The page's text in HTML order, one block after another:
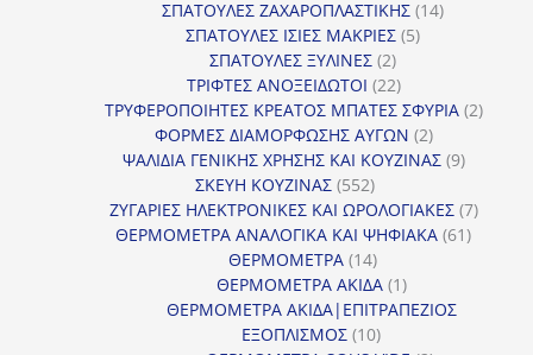
προϊόντα
ΣΠΑΤΟΥΛΕΣ ΖΑΧΑΡΟΠΛΑΣΤΙΚΗΣ 1414
ΣΠΑΤΟΥΛΕΣ ΙΣΙΕΣ ΜΑΚΡΙΕΣ 55
ΣΠΑΤΟΥΛΕΣ ΞΥΛΙΝΕΣ 22
προϊόντα
ΤΡΙΦΤΕΣ ΑΝΟΞΕΙΔΩΤΟΙ 2222
προϊόντα
ΤΡΥΦΕΡΟΠΟΙΗΤΕΣ ΚΡΕΑΤΟΣ ΜΠΑΤΕΣ ΣΦΥΡΙΑ 22
ΦΟΡΜΕΣ ΔΙΑΜΟΡΦΩΣΗΣ ΑΥΓΩΝ 22
προϊόντα
ΨΑΛΙΔΙΑ ΓΕΝΙΚΗΣ ΧΡΗΣΗΣ ΚΑΙ ΚΟΥΖΙΝΑΣ 99
ΣΚΕΥΗ ΚΟΥΖΙΝΑΣ 552552
προϊόντα
ΖΥΓΑΡΙΕΣ ΗΛΕΚΤΡΟΝΙΚΕΣ ΚΑΙ ΩΡΟΛΟΓΙΑΚΕΣ 77
ΘΕΡΜΟΜΕΤΡΑ ΑΝΑΛΟΓΙΚΑ ΚΑΙ ΨΗΦΙΑΚΑ 6161
ΘΕΡΜΟΜΕΤΡΑ 1414
προϊόντα
ΘΕΡΜΟΜΕΤΡΑ ΑΚΙΔΑ 11
προϊόν
ΘΕΡΜΟΜΕΤΡΑ ΑΚΙΔΑ|ΕΠΙΤΡΑΠΕΖΙΟΣ
ΕΞΟΠΛΙΣΜΟΣ 1010